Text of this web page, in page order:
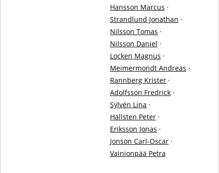
Hansson Marcus ·
Strandlund Jonathan ·
Nilsson Tomas ·
Nilsson Daniel ·
Locken Magnus ·
Meimermondt Andreas ·
Rannberg Krister ·
Adolfsson Fredrick ·
Sylvén Lina ·
Hällsten Peter ·
Eriksson Jonas ·
Jonson Carl-Oscar ·
Vainionpää Petra